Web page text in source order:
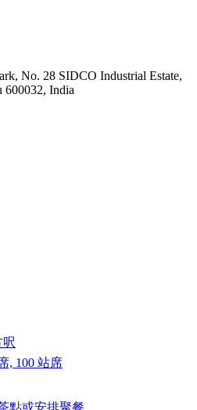
No. 28 SIDCO Industrial Estate,
600032, India
, 100 站席